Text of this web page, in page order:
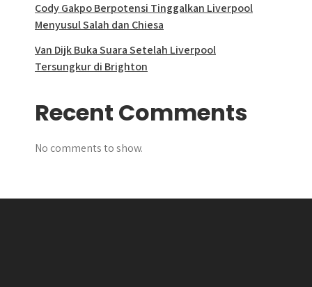
Cody Gakpo Berpotensi Tinggalkan Liverpool
Menyusul Salah dan Chiesa
Van Dijk Buka Suara Setelah Liverpool
Tersungkur di Brighton
Recent Comments
No comments to show.